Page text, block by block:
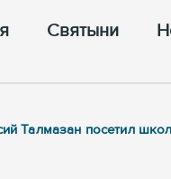
Cвятыни
Талмазан посетил